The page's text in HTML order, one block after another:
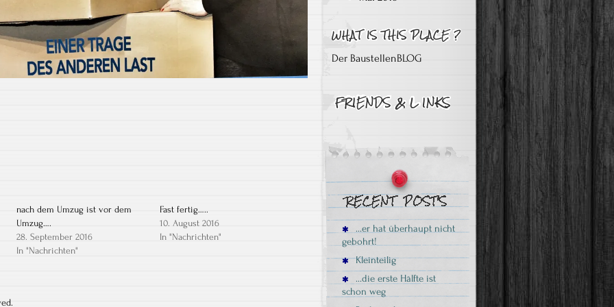
nach dem Umzug ist vor dem
Umzug….
28. September 2016
In "Nachrichten"
Fast fertig…..
10. August 2016
In "Nachrichten"
Der BaustellenBLOG
…er hat überhaupt nicht
gebohrt!
Kleinteilig
…die erste Hälfte ist
schon weg